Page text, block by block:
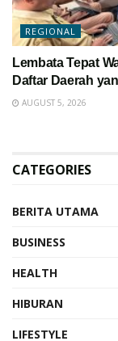
REGIONAL
Lembata Tepat
Daftar Daerah
AUGUST 5, 2026
CATEGORIES
BERITA UTAMA
BUSINESS
HEALTH
HIBURAN
LIFESTYLE